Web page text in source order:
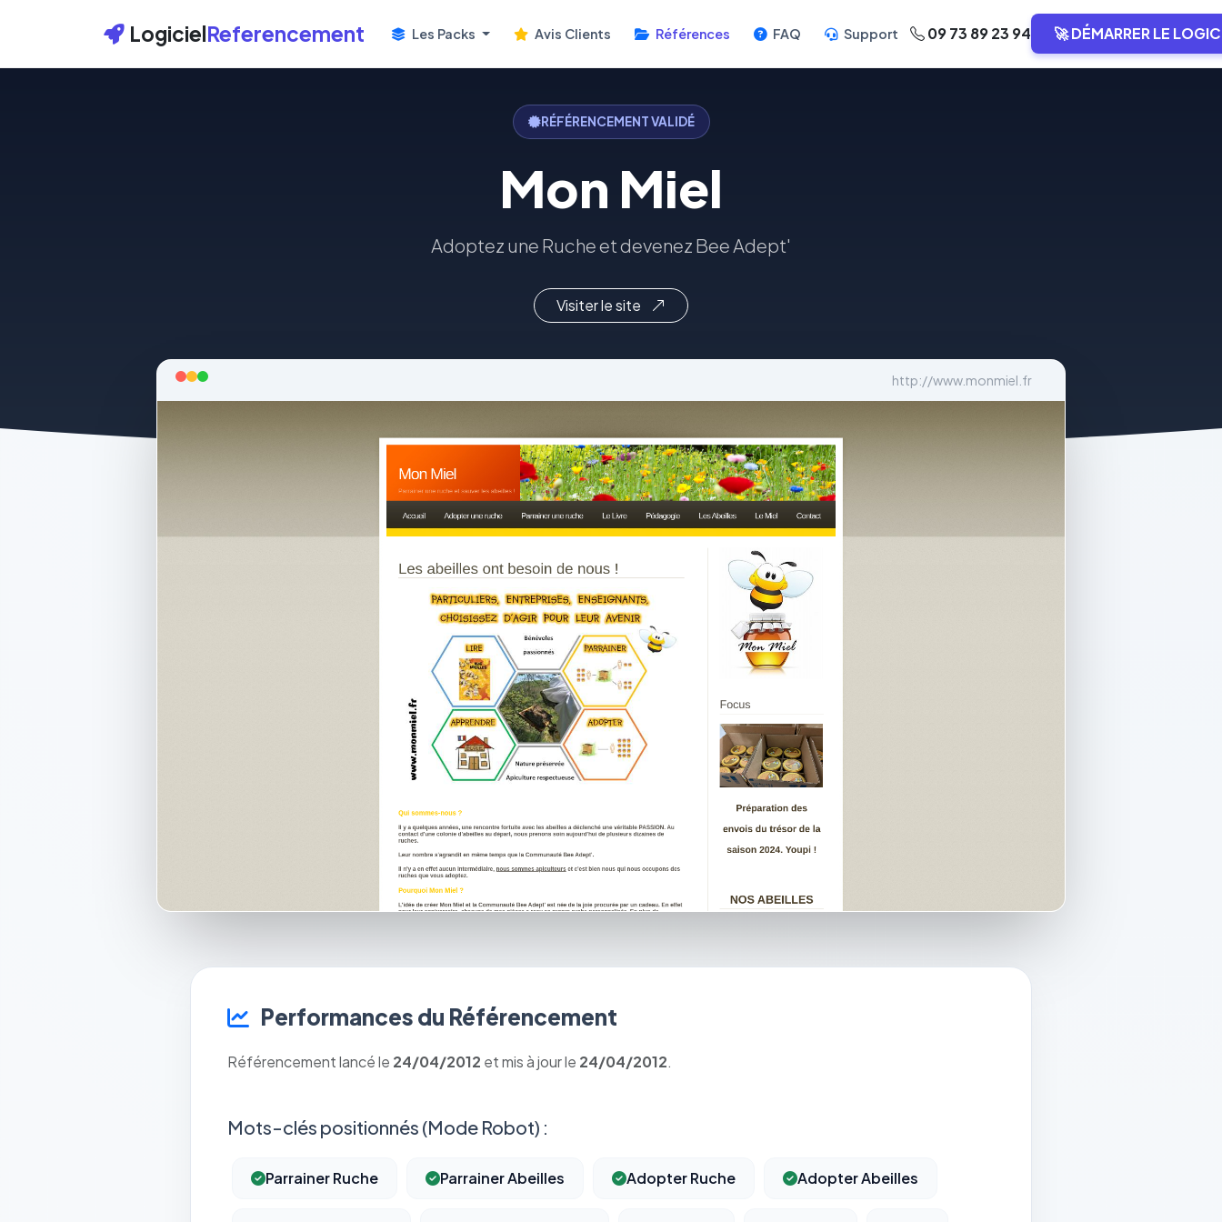
LogicielReferencement Les Packs Avis Clients Références FAQ Support 09 73 89 23 94 🚀 DÉMARRER LE
RÉFÉRENCEMENT VALIDÉ
Mon Miel
Adoptez une Ruche et devenez Bee Adept'
Visiter le site
http://www.monmiel.fr
Performances du Référencement
Référencement lancé le 24/04/2012 et mis à jour le 24/04/2012.
Mots-clés positionnés (Mode Robot) :
Parrainer Ruche Parrainer Abeilles Adopter Ruche Adopter Abeilles